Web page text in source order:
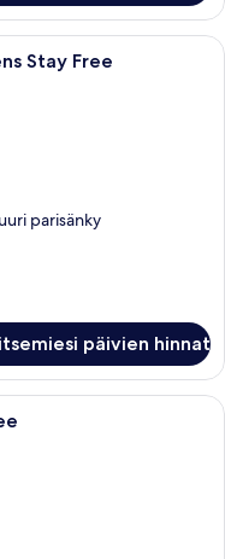
olohuone, jossa on
Stay Free
parisänky
päivien hinnat
jossa on sänky,